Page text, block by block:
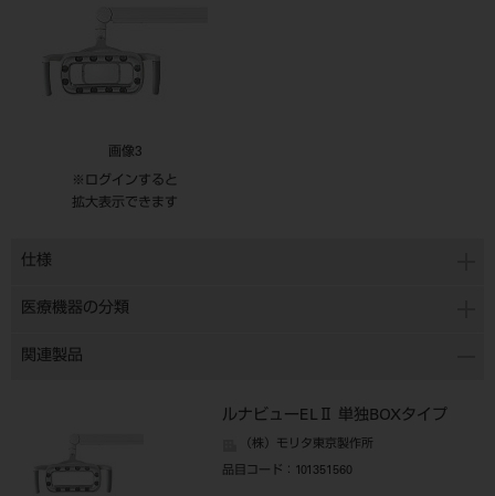
画像3
※ログインすると
拡大表示できます
仕様
医療機器の分類
関連製品
ルナビューELⅡ 単独BOXタイプ
（株）モリタ東京製作所
品目コード ：101351560